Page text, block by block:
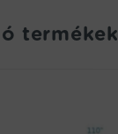
termékek